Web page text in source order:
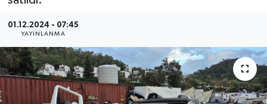
01.12.2024 - 07:45
YAYINLANMA